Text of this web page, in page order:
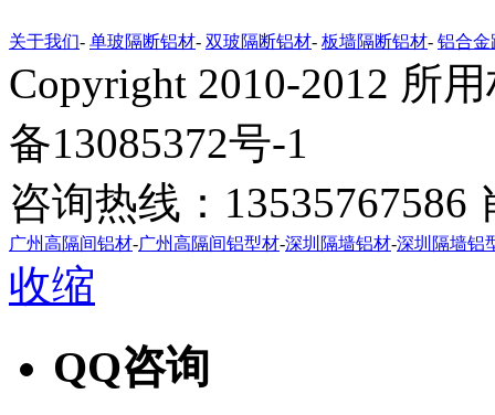
关于我们- 单玻隔断铝材- 双玻隔断铝材- 板墙隔断铝材- 铝合金
Copyright 2010-2012 所
备13085372号-1
咨询热线：13535767586
广州高隔间铝材-广州高隔间铝型材-深圳隔墙铝材-深圳隔墙铝
收缩
QQ咨询